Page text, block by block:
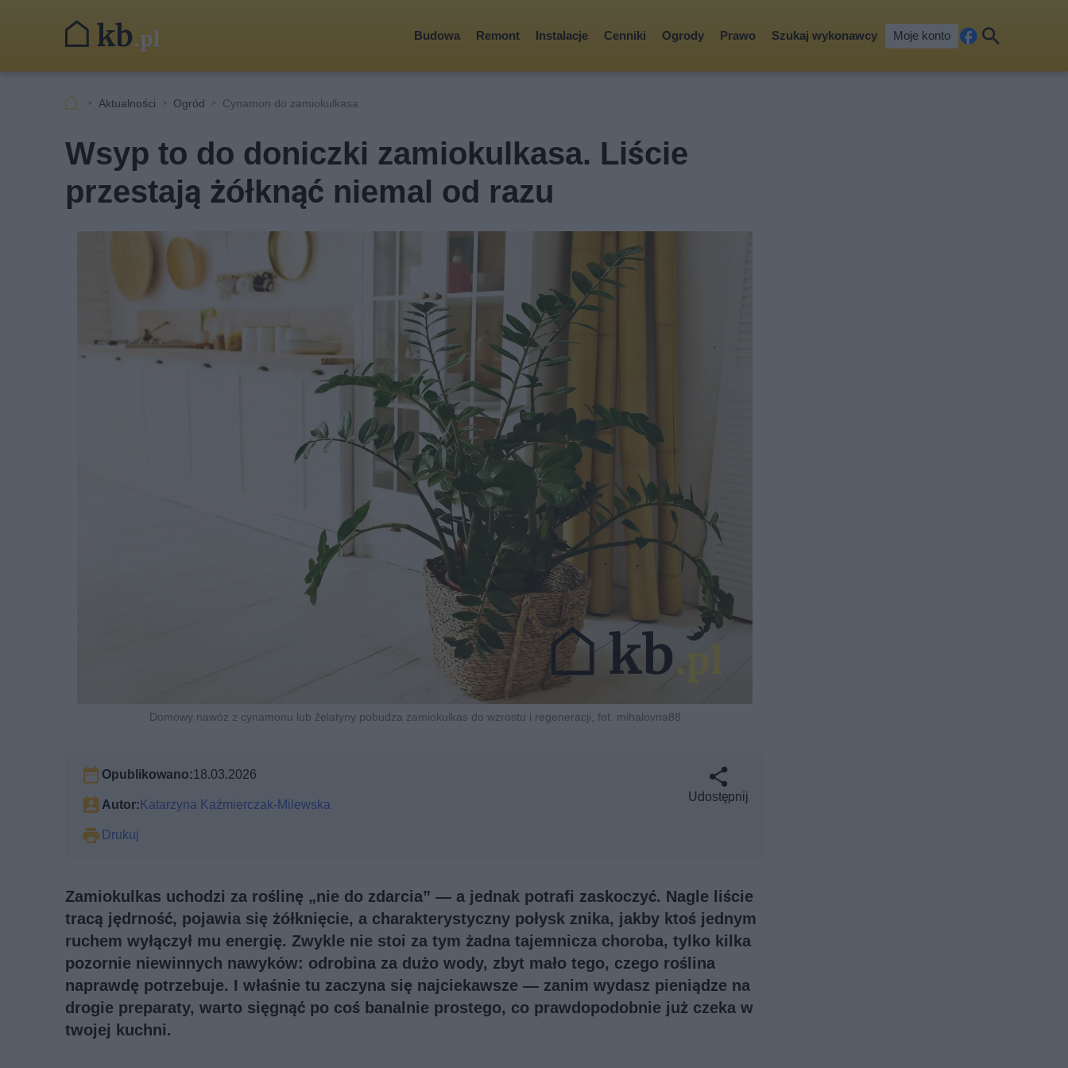
Budowa Remont Instalacje Cenniki Ogrody Prawo Szukaj wykonawcy Moje konto
cebkaj
Aktualności Ogród Cynamon do zamiokulkasa
Wsyp to do doniczki zamiokulkasa. Liście
przestają żółknąć niemal od razu
Domowy nawóz z cynamonu lub żelatyny pobudza zamiokulkas do wzrostu i regeneracji, fot. mihalovna88
Opublikowano:18.03.2026
Autor:Katarzyna Kaźmierczak-Milewska
Drukuj
Udostępnij
Zamiokulkas uchodzi za roślinę „nie do zdarcia” — a jednak potrafi zaskoczyć. Nagle liście
tracą jędrność, pojawia się żółknięcie, a charakterystyczny połysk znika, jakby ktoś jednym
ruchem wyłączył mu energię. Zwykle nie stoi za tym żadna tajemnicza choroba, tylko kilka
pozornie niewinnych nawyków: odrobina za dużo wody, zbyt mało tego, czego roślina
naprawdę potrzebuje. I właśnie tu zaczyna się najciekawsze — zanim wydasz pieniądze na
drogie preparaty, warto sięgnąć po coś banalnie prostego, co prawdopodobnie już czeka w
twojej kuchni.